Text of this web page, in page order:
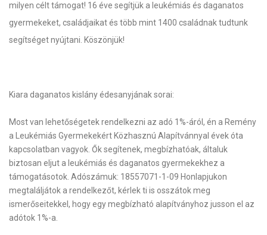
milyen célt támogat! 16 éve segítjük a leukémiás és daganatos
gyermekeket, családjaikat és több mint 1400 családnak tudtunk
segítséget nyújtani. Köszönjük!
Kiara daganatos kislány édesanyjának sorai:
Most van lehetőségetek rendelkezni az adó 1%-áról, én a Remény
a Leukémiás Gyermekekért Közhasznú Alapítvánnyal évek óta
kapcsolatban vagyok. Ők segítenek, megbízhatóak, általuk
biztosan eljut a leukémiás és daganatos gyermekekhez a
támogatásotok. Adószámuk: 18557071-1-09 Honlapjukon
megtaláljátok a rendelkezőt, kérlek ti is osszátok meg
ismerőseitekkel, hogy egy megbízható alapítványhoz jusson el az
adótok 1%-a.